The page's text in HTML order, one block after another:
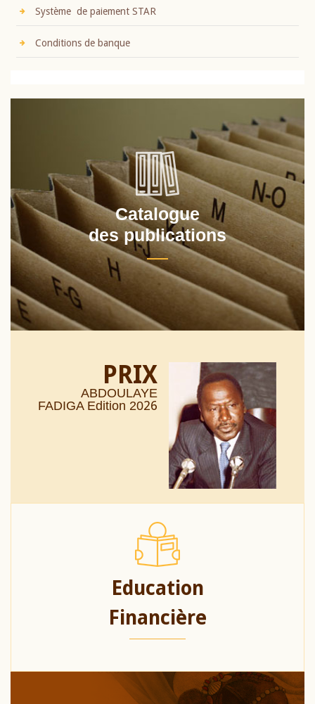
Système de paiement STAR
Conditions de banque
Catalogue
des publications
PRIX
ABDOULAYE
FADIGA Edition 2026
Education
Financière